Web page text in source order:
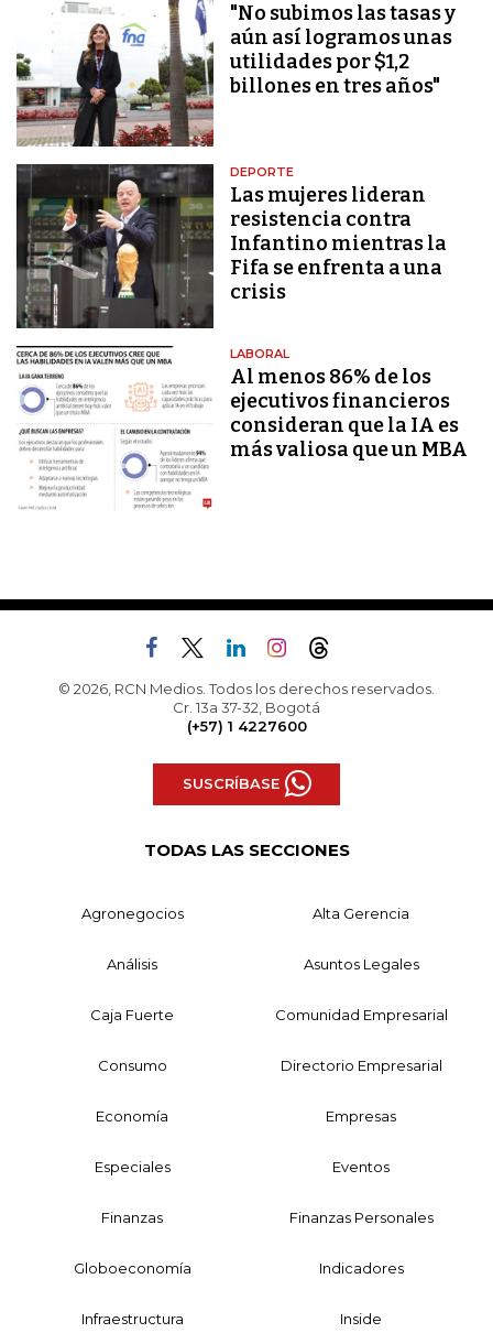
"No subimos las tasas y
aún así logramos unas
utilidades por $1,2
billones en tres años"
DEPORTE
Las mujeres lideran
resistencia contra
Infantino mientras la
Fifa se enfrenta a una
crisis
LABORAL
Al menos 86% de los
ejecutivos financieros
consideran que la IA es
más valiosa que un MBA
© 2026, RCN Medios. Todos los derechos reservados.
Cr. 13a 37-32, Bogotá
(+57) 1 4227600
SUSCRÍBASE
TODAS LAS SECCIONES
Agronegocios Alta Gerencia
Análisis Asuntos Legales
Caja Fuerte Comunidad Empresarial
Consumo Directorio Empresarial
Economía Empresas
Especiales Eventos
Finanzas Finanzas Personales
Globoeconomía Indicadores
Infraestructura Inside